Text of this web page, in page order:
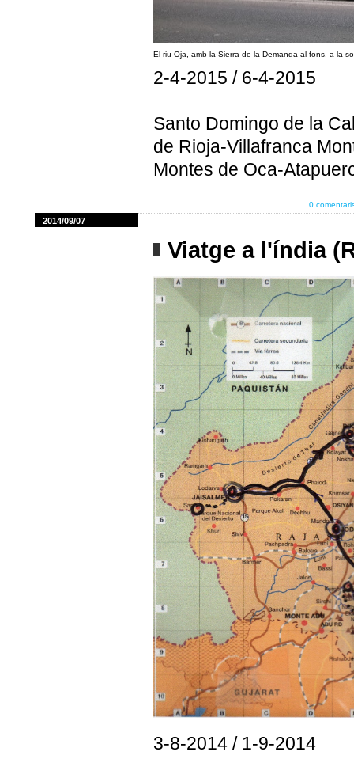
El riu Oja, amb la Sierra de la Demanda al fons, a la
2-4-2015 / 6-4-2015
Santo Domingo de la
de Rioja-Villafranca
Montes de Oca-
0
2014/09/07
Viatge a l'índia
3-8-2014 / 1-9-2014